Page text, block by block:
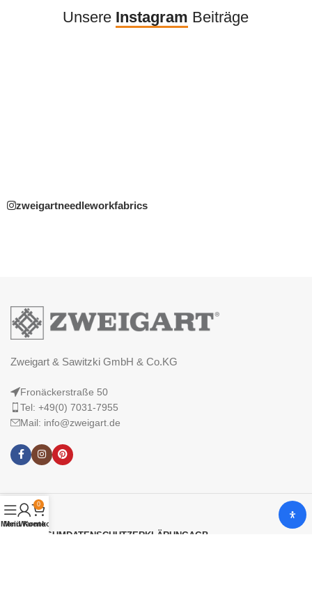
Unsere Instagram Beiträge
zweigartneedleworkfabrics
Zweigart & Sawitzki GmbH & Co.KG
Fronäckerstraße 50
Tel: +49(0) 7031-7955
Mail: info@zweigart.de
IMPRESSUMDATENSCHUTZERKLÄRUNG AGB
Menü
Mein Konto
0
Warenkorb